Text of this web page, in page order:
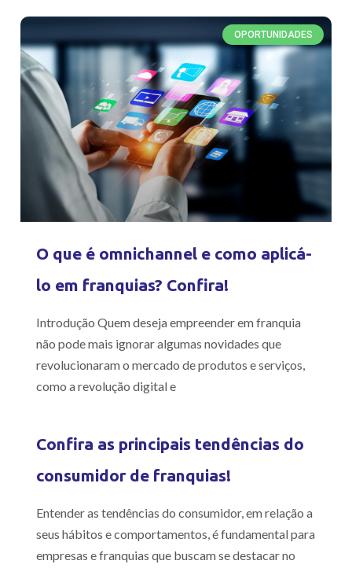
OPORTUNIDADES
O que é omnichannel e como aplicá-
lo em franquias? Confira!
Introdução Quem deseja empreender em franquia
não pode mais ignorar algumas novidades que
revolucionaram o mercado de produtos e serviços,
como a revolução digital e
Confira as principais tendências do
consumidor de franquias!
Entender as tendências do consumidor, em relação a
seus hábitos e comportamentos, é fundamental para
empresas e franquias que buscam se destacar no